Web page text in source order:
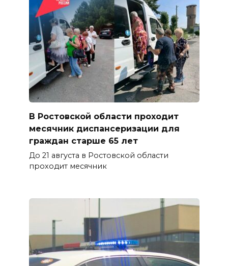
В Ростовской области проходит
месячник диспансеризации для
граждан старше 65 лет
До 21 августа в Ростовской области
проходит месячник